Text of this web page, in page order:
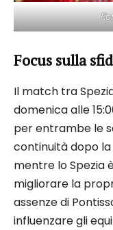
Focus sulla
Il match tra
domenica alle
per entrambe le
continuità dopo
mentre lo Spezia
migliorare la
assenze di
influenzare gli